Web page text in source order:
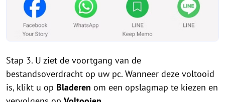
Stap 3. U ziet de voortgang van de
bestandsoverdracht op uw pc. Wanneer deze voltooid
is, klikt u op Bladeren om een opslagmap te kiezen en